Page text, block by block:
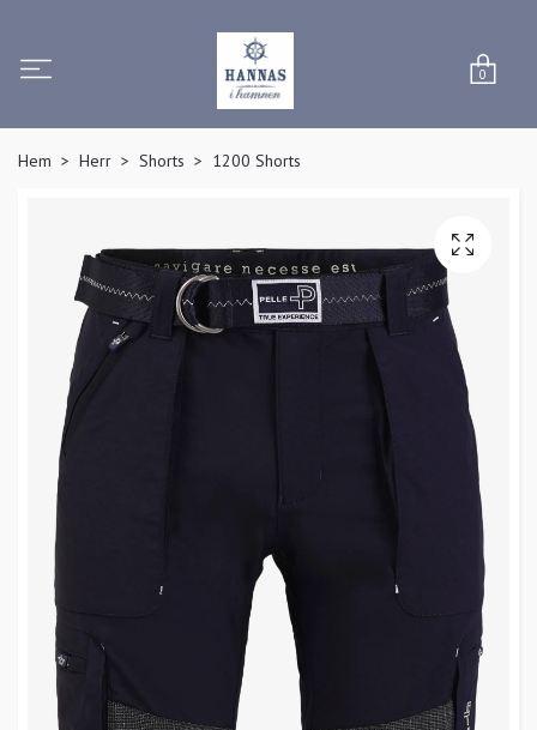
0
Hem Herr Shorts 1200 Shorts